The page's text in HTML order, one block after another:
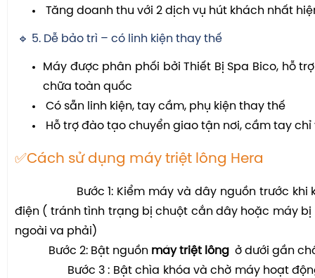
Tăng doanh thu với 2 dịch vụ hút khách nhất
🔹 5. Dễ bảo trì – có linh kiện thay thế
Máy được phân phối bởi Thiết Bị Spa Bico, hỗ
chữa toàn quốc
Có sẵn linh kiện, tay cầm, phụ kiện thay thế
Hỗ trợ đào tạo chuyển giao tận nơi, cầm tay chỉ
​​​​​​✅Cách sử dụng máy triệt lông Hera
Bước 1: Kiểm máy và dây nguồn trước khi
điện ( tránh tình trạng bị chuột cắn dây hoặc máy bị
ngoài va phải)
Bước 2: Bật nguồn máy triệt lông ở dưới gần
Bước 3 : Bật chìa khóa và chờ máy hoạt